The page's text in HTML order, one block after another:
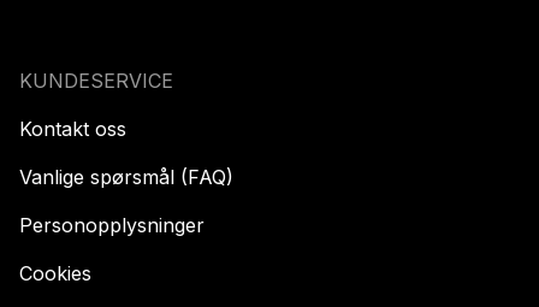
KUNDESERVICE
Kontakt oss
Vanlige spørsmål (FAQ)
Personopplysninger
Cookies